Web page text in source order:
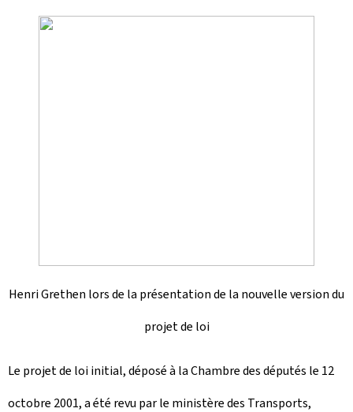
e
HenriGrethen lors de la présentation de la nouvelle version du
projet de loi
Le projet de loi initial, déposé à la Chambre des députés le 12
octobre 2001, a été revu par le ministère des Transports,